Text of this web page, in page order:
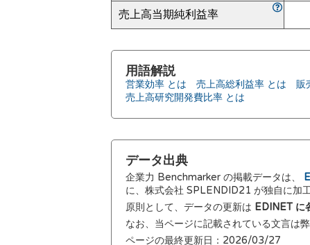
売上高当期純利益率
用語解説
営業効率 とは 売上高総利益率 とは 販
売上高研究開発費比率 とは
データ出典
企業力 Benchmarker の掲載データは、
に、株式会社 SPLENDID21 が独自に加
原則として、データの更新は EDINET に
なお、当ページに記載されている文言は
ページの最終更新日：2026/03/27